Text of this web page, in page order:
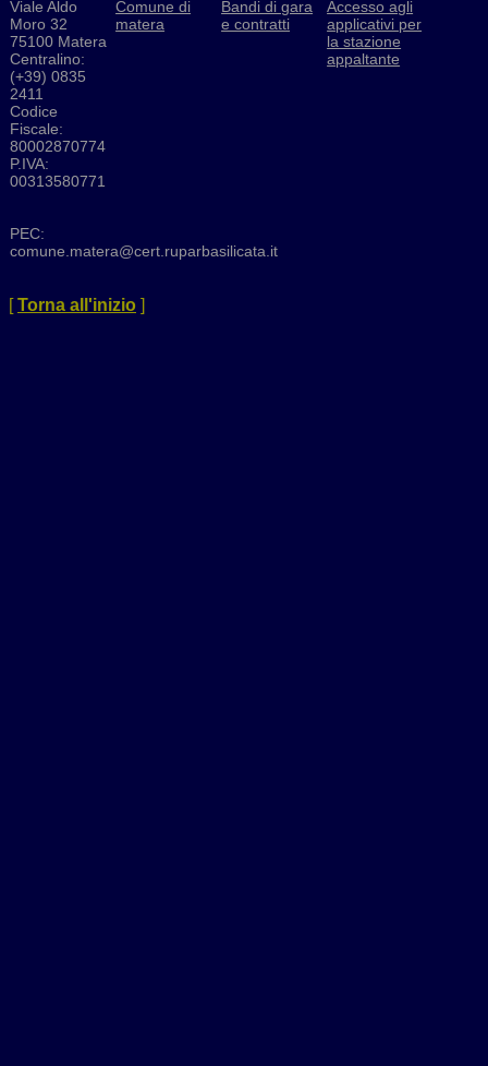
Viale Aldo
Moro 32
75100 Matera
Centralino:
(+39) 0835
2411
Codice
Fiscale:
80002870774
P.IVA:
00313580771
PEC:
comune.matera@cert.ruparbasilicata.it
Comune di
matera
Bandi di gara
e contratti
Accesso agli
applicativi per
la stazione
appaltante
[Torna all'inizio ]